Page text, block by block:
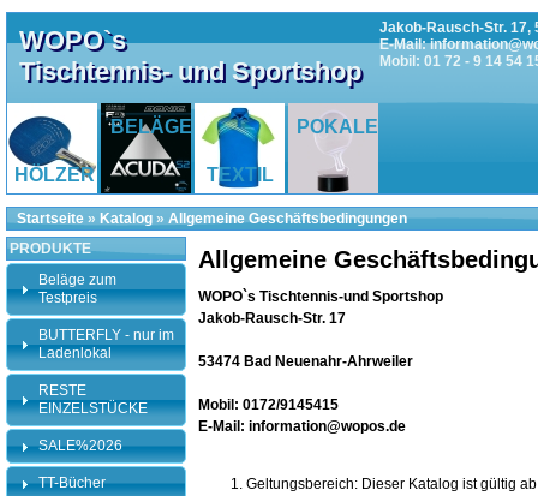
WOPO`s
Tischtennis- und Sportshop
Jakob-Rausch-Str. 17,
E-Mail:
Mobil: 01 72 - 9 14 54
HÖLZER
BELÄGE
TEXTIL
POKALE
Startseite » Katalog » Allgemeine Geschäftsbedingungen
Allgemeine
WOPO`s Tischtennis-und Sportshop
Jakob-Rausch-Str. 17
53474 Bad Neuenahr-Ahrweiler
Mobil: 0172/9145415
E-Mail: information@wopos.de
Geltungsbereich: Dieser Katalog ist gültig
PRODUKTE
Beläge zum
Testpreis
BUTTERFLY - nur im
Ladenlokal
RESTE
EINZELSTÜCKE
SALE%2026
TT-Bücher